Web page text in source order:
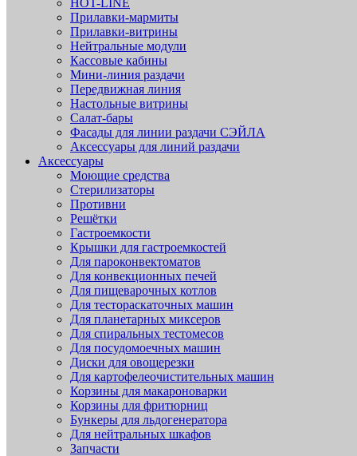
HOT-LINE
Прилавки-мармиты
Прилавки-витрины
Нейтральные модули
Кассовые кабины
Мини-линия раздачи
Передвижная линия
Настольные витрины
Салат-бары
Фасады для линии раздачи СЭЙЛА
Аксессуары для линий раздачи
Аксессуары
Моющие средства
Стерилизаторы
Противни
Решётки
Гастроемкости
Крышки для гастроемкостей
Для пароконвектоматов
Для конвекционных печей
Для пищеварочных котлов
Для тестораскаточных машин
Для планетарных миксеров
Для спиральных тестомесов
Для посудомоечных машин
Диски для овощерезки
Для картофелеочистительных машин
Корзины для макароноварки
Корзины для фритюрниц
Бункеры для льдогенератора
Для нейтральных шкафов
Запчасти